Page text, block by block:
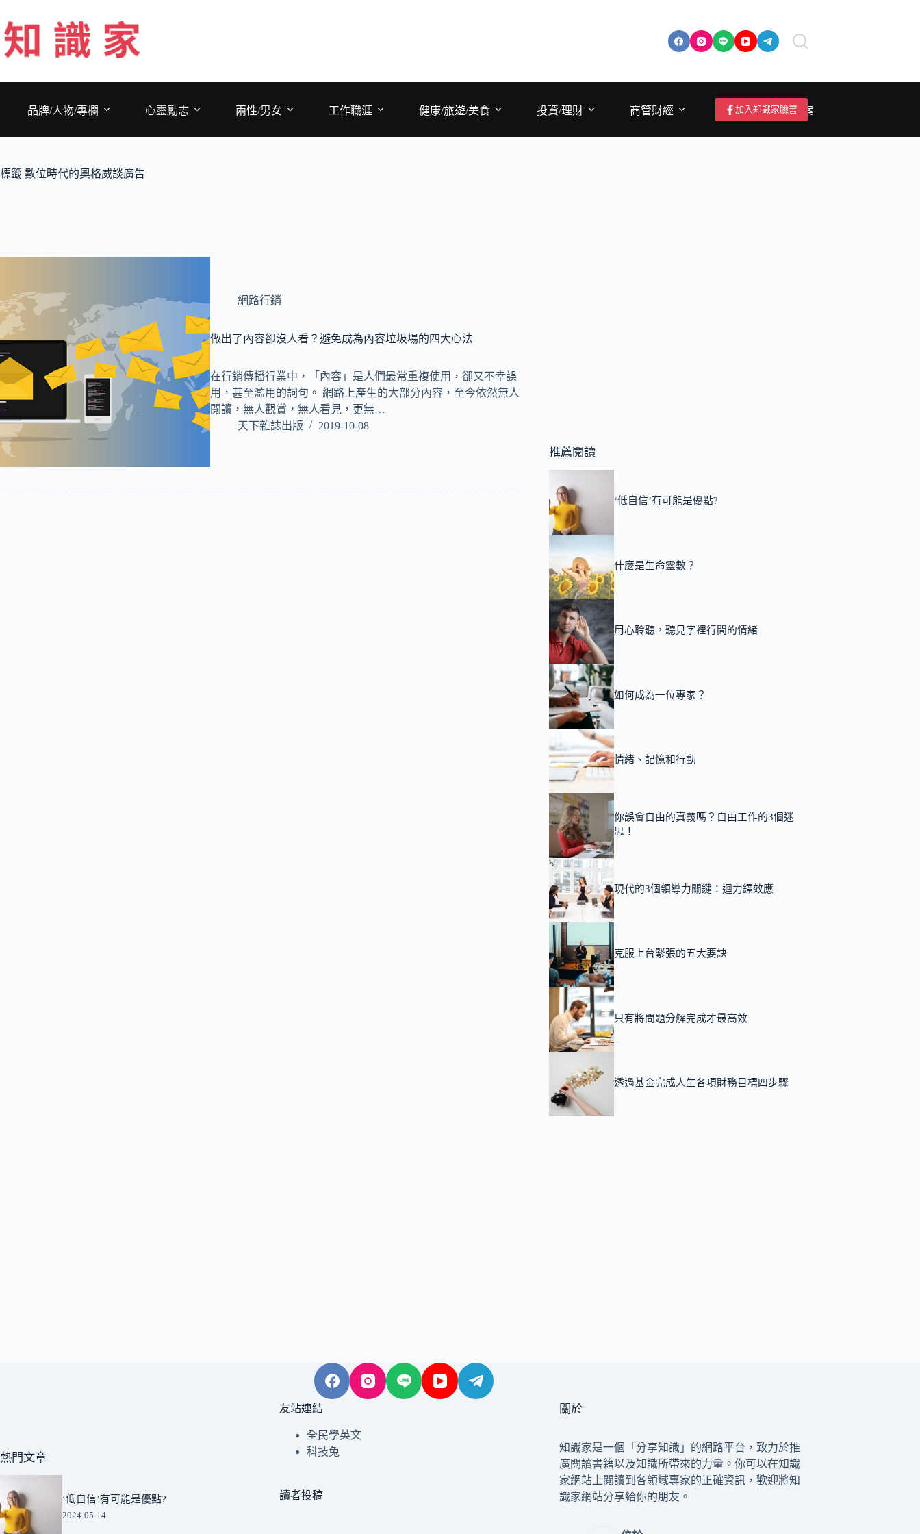
至
主
要
品牌/人物/專欄
心靈勵志 兩性/男女 工作職涯 健康/旅遊/美食 投資/理財 商管財經 成為作者/投稿/提案
加入知識家臉書
標籤 數位時代的奧格威談廣告
網路行銷
做出了內容卻沒人看？避免成為內容垃圾場的四大心法
在行銷傳播行業中，「內容」是人們最常重複使用，卻又不幸誤
用，甚至濫用的詞句。 網路上產生的大部分內容，至今依然無人
閱讀，無人觀賞，無人看見，更無…
天下雜誌出版
2019-10-08
推薦閱讀
‘低自信’有可能是優點?
什麼是生命靈數？
用心聆聽，聽見字裡行間的情緒
如何成為一位專家？
情緒、記憶和行動
你誤會自由的真義嗎？自由工作的3個迷
思！
現代的3個領導力關鍵：迴力鏢效應
克服上台緊張的五大要訣
只有將問題分解完成才最高效
透過基金完成人生各項財務目標四步驟
熱門文章
‘低自信’有可能是優點?
2024-05-14
友站連結
全民學英文
科技兔
讀者投稿
關於
知識家是一個「分享知識」的網路平台，致力於推
廣閱讀書籍以及知識所帶來的力量。你可以在知識
家網站上閱讀到各領域專家的正確資訊，歡迎將知
識家網站分享給你的朋友。